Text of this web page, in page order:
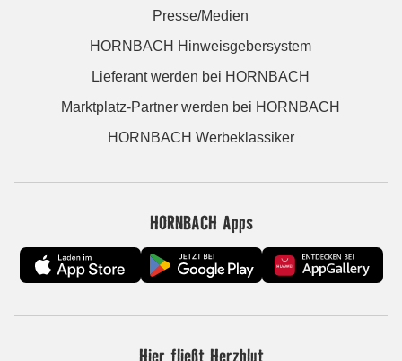
Presse/Medien
HORNBACH Hinweisgebersystem
Lieferant werden bei HORNBACH
Marktplatz-Partner werden bei HORNBACH
HORNBACH Werbeklassiker
HORNBACH Apps
Hier fließt Herzblut